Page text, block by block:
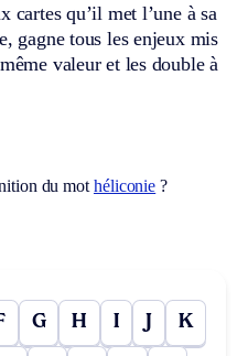
cartes qu’il met l’une à sa
gagne tous les enjeux mis
valeur et les double à
du mot héliconie ?
G H I J K